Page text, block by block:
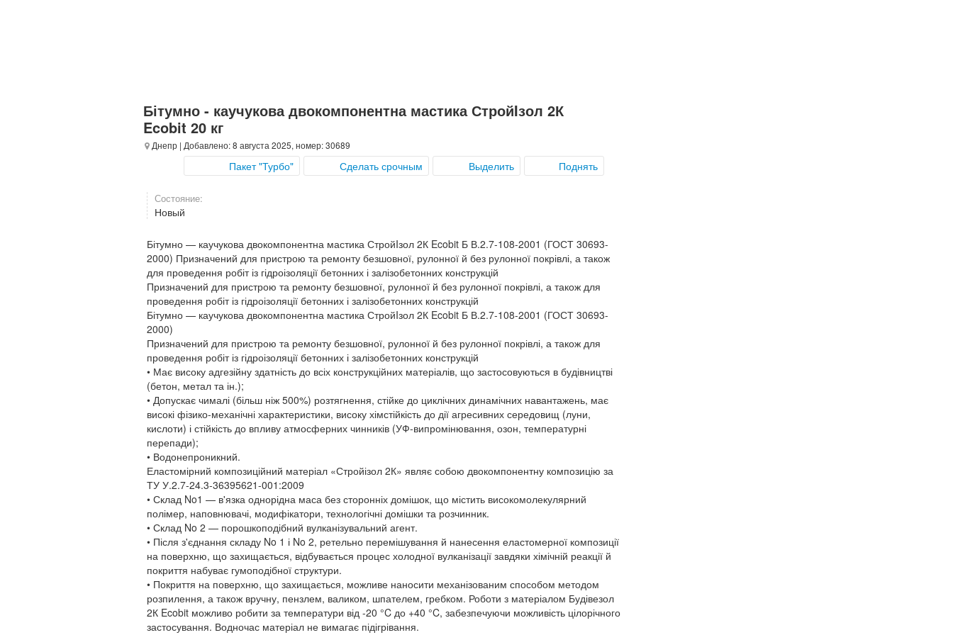
Бітумно - каучукова двокомпонентна мастика СтройIзол 2К
Ecobit 20 кг
Днепр | Добавлено: 8 августа 2025, номер: 30689
Пакет "Турбо" Сделать срочным Выделить Поднять
Состояние:
Новый
Бітумно — каучукова двокомпонентна мастика СтройIзол 2К Ecobit Б В.2.7-108-2001 (ГОСТ 30693-
2000) Призначений для пристрою та ремонту безшовної, рулонної й без рулонної покрівлі, а також
для проведення робіт із гідроізоляції бетонних і залізобетонних конструкцій
Призначений для пристрою та ремонту безшовної, рулонної й без рулонної покрівлі, а також для
проведення робіт із гідроізоляції бетонних і залізобетонних конструкцій
Бітумно — каучукова двокомпонентна мастика СтройIзол 2К Ecobit Б В.2.7-108-2001 (ГОСТ 30693-
2000)
Призначений для пристрою та ремонту безшовної, рулонної й без рулонної покрівлі, а також для
проведення робіт із гідроізоляції бетонних і залізобетонних конструкцій
• Має високу адгезійну здатність до всіх конструкційних матеріалів, що застосовуються в будівництві
(бетон, метал та ін.);
• Допускає чималі (більш ніж 500%) розтягнення, стійке до циклічних динамічних навантажень, має
високі фізико-механічні характеристики, високу хімстійкість до дії агресивних середовищ (луни,
кислоти) і стійкість до впливу атмосферних чинників (УФ-випромінювання, озон, температурні
перепади);
• Водонепроникний.
Еластомірний композиційний матеріал «Стройізол 2К» являє собою двокомпонентну композицію за
ТУ У.2.7-24.3-36395621-001:2009
• Склад No1 — в'язка однорідна маса без сторонніх домішок, що містить високомолекулярний
полімер, наповнювачі, модифікатори, технологічні домішки та розчинник.
• Склад No 2 — порошкоподібний вулканізувальний агент.
• Після з'єднання складу No 1 і No 2, ретельно перемішування й нанесення еластомерної композиції
на поверхню, що захищається, відбувається процес холодної вулканізації завдяки хімічній реакції й
покриття набуває гумоподібної структури.
• Покриття на поверхню, що захищається, можливе наносити механізованим способом методом
розпилення, а також вручну, пензлем, валиком, шпателем, гребком. Роботи з матеріалом Будівезол
2К Ecobit можливо робити за температури від -20 °C до +40 °C, забезпечуючи можливість цілорічного
застосування. Водночас матеріал не вимагає підігрівання.